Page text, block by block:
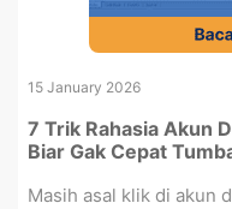
15 January 2026
7 Trik Rahasia Akun
Biar Gak Cepat
Masih asal klik di akun